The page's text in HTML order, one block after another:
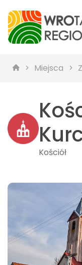
Miejsca
Kościół